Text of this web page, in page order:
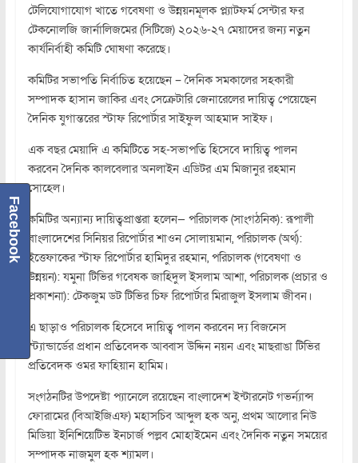
টেলিযোগাযোগ খাতে গবেষণা ও উন্নয়নমূলক প্ল্যাটফর্ম সেন্টার ফর
টেকনোলজি জার্নালিজমের (সিটিজে) ২০২৬-২৭ মেয়াদের জন্য নতুন
কার্যনির্বাহী কমিটি ঘোষণা করেছে।
কমিটির সভাপতি নির্বাচিত হয়েছেন – দৈনিক সমকালের সহকারী
সম্পাদক হাসান জাকির এবং সেক্রেটারি জেনারেলের দায়িত্ব পেয়েছেন
দৈনিক যুগান্তরের স্টাফ রিপোর্টার সাইফুল আহমাদ সাইফ।
এক বছর মেয়াদি এ কমিটিতে সহ-সভাপতি হিসেবে দায়িত্ব পালন
করবেন দৈনিক কালবেলার অনলাইন এডিটর এম মিজানুর রহমান
সোহেল।
কমিটির অন্যান্য দায়িত্বপ্রাপ্তরা হলেন— পরিচালক (সাংগঠনিক): রূপালী
বাংলাদেশের সিনিয়র রিপোর্টার শাওন সোলায়মান, পরিচালক (অর্থ):
ইত্তেফাকের স্টাফ রিপোর্টার হামিদুর রহমান, পরিচালক (গবেষণা ও
উন্নয়ন): যমুনা টিভির গবেষক জাহিদুল ইসলাম আশা, পরিচালক (প্রচার ও
প্রকাশনা): টেকজুম ডট টিভির চিফ রিপোর্টার মিরাজুল ইসলাম জীবন।
এ ছাড়াও পরিচালক হিসেবে দায়িত্ব পালন করবেন দ্য বিজনেস
স্ট্যান্ডার্ডের প্রধান প্রতিবেদক আব্বাস উদ্দিন নয়ন এবং মাছরাঙা টিভির
প্রতিবেদক ওমর ফাহিয়ান হামিম।
সংগঠনটির উপদেষ্টা প্যানেলে রয়েছেন বাংলাদেশ ইন্টারনেট গভর্ন্যান্স
ফোরামের (বিআইজিএফ) মহাসচিব আব্দুল হক অনু, প্রথম আলোর নিউ
মিডিয়া ইনিশিয়েটিভ ইনচার্জ পল্লব মোহাইমেন এবং দৈনিক নতুন সময়ের
সম্পাদক নাজমুল হক শ্যামল।
Facebook